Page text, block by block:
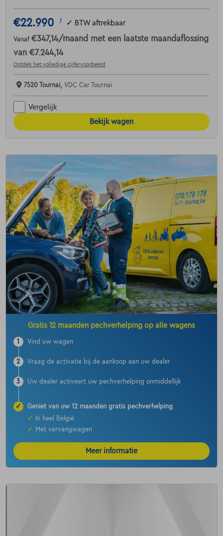
€22.990 1 ✓ BTW aftrekbaar
Vanaf €347,14/maand met een laatste maandaflossing
van €7.244,14
Ontdek het volledige cijfervoorbeeld
7520 Tournai, VDC Car Tournai
Vergelijk
Bekijk wagen
Gratis 12 maanden pechverhelping op alle wagens
1 Vind uw wagen
2 Vraag de activatie bij de aankoop aan uw dealer
3 Uw dealer activeert uw pechverhelping onmiddellijk
✓
Geniet van uw 12 maanden gratis pechverhelping
✓
In heel België
✓
Met vervangwagen
Meer informatie